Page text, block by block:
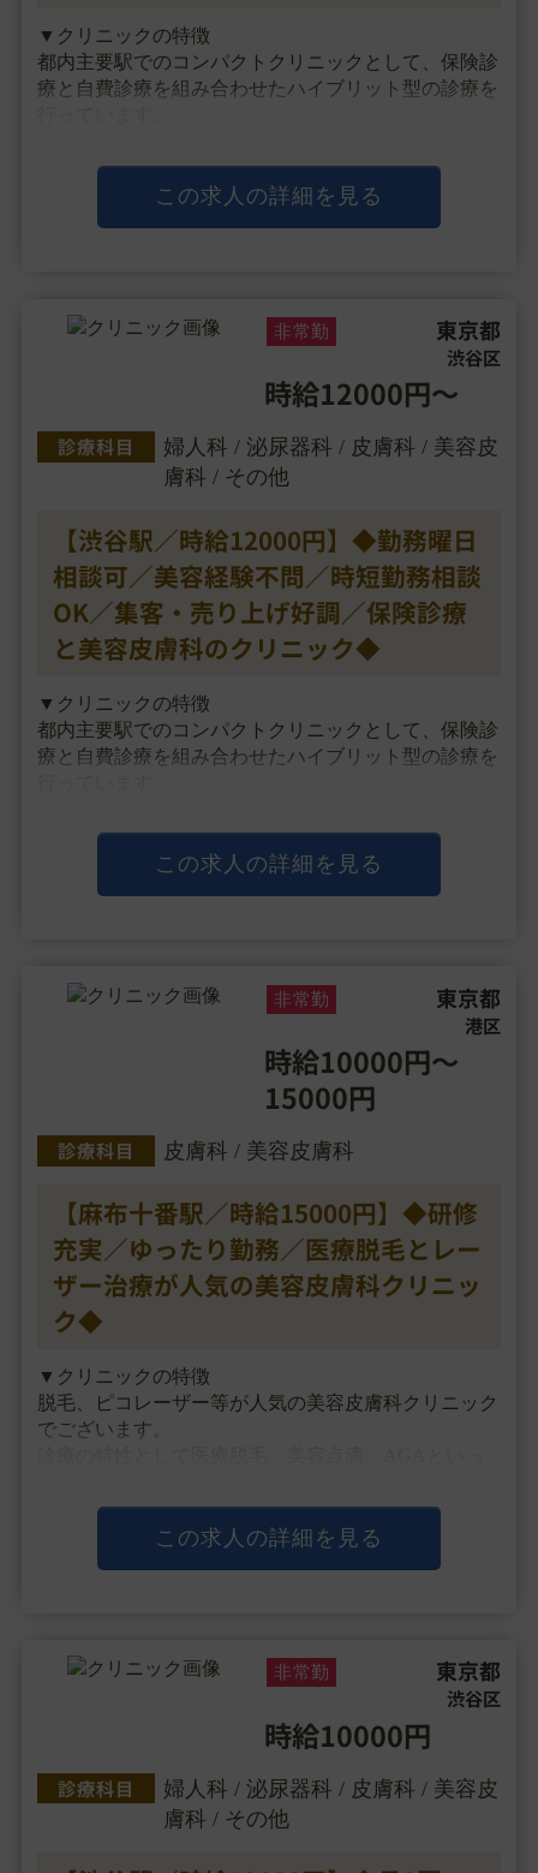
▼クリニックの特徴
都内主要駅でのコンパクトクリニックとして、保険診
療と自費診療を組み合わせたハイブリット型の診療を
ッシュレス決済のみの効率を重視した導線を作り、
経営コンセプトとして、「システマチックで効率的＆
待たせない診療」を掲げ、
この求人の詳細を見る
非常勤 東京都
渋谷区
時給12000円～
診療科目
婦人科 / 泌尿器科 / 皮膚科 / 美容皮
膚科 / その他
【渋谷駅／時給12000円】◆勤務曜日
相談可／美容経験不問／時短勤務相談
OK／集客・売り上げ好調／保険診療
と美容皮膚科のクリニック◆
▼クリニックの特徴
都内主要駅でのコンパクトクリニックとして、保険診
療と自費診療を組み合わせたハイブリット型の診療を
ッシュレス決済のみの効率を重視した導線を作り、
経営コンセプトとして、「システマチックで効率的＆
待たせない診療」を掲げ、
この求人の詳細を見る
非常勤 東京都
港区
時給10000円～
15000円
診療科目 皮膚科 / 美容皮膚科
【麻布十番駅／時給15000円】◆研修
充実／ゆったり勤務／医療脱毛とレー
ザー治療が人気の美容皮膚科クリニッ
ク◆
▼クリニックの特徴
脱毛、ピコレーザー等が人気の美容皮膚科クリニック
でございます。
療も対応可能でございます。
また、駅から徒歩1分とアクセスのしやすい環境で
この求人の詳細を見る
非常勤 東京都
渋谷区
時給10000円
診療科目
婦人科 / 泌尿器科 / 皮膚科 / 美容皮
膚科 / その他